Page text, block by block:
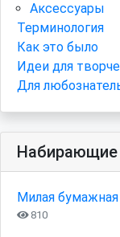
Аксессуары
Терминология
Как это было
Идеи для
Для
Набирающие
Милая
810